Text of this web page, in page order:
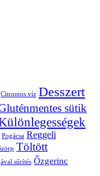
Citromos víz Desszert
sütik
Pogácsa Reggeli
Töltött
sűrítés Őzgerinc